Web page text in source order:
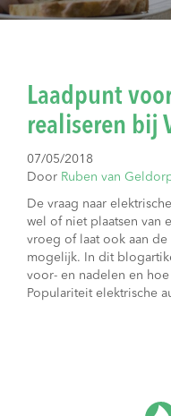
Laadpunt
realiseren bij
07/05/2018
Door Ruben van
De vraag naar
wel of niet plaatsen van
vroeg of laat ook aan
mogelijk. In dit
voor- en nadelen en
Populariteit elektrische